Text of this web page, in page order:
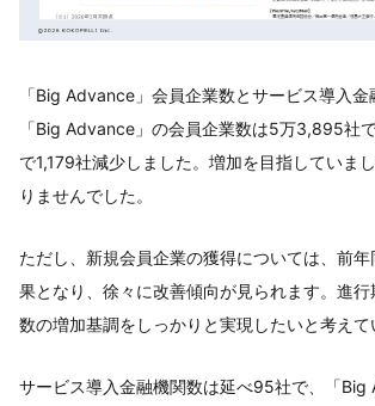
「Big Advance」会員企業数とサービス導入金
「Big Advance」の会員企業数は5万3,895社
で1,179社減少しました。増加を目指していま
りませんでした。
ただし、新規会員企業の獲得については、前
果となり、徐々に改善傾向が見られます。進
数の増加基調をしっかりと実現したいと考えて
サービス導入金融機関数は延べ95社で、「